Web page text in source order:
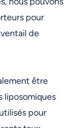
pour
de
être
liposomiques
pour